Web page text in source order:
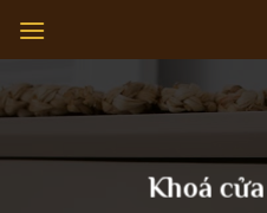
qua
dung
Khoá